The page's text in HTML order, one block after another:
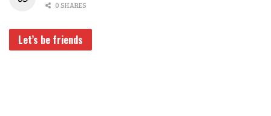
0 SHARES
Let’s be friends